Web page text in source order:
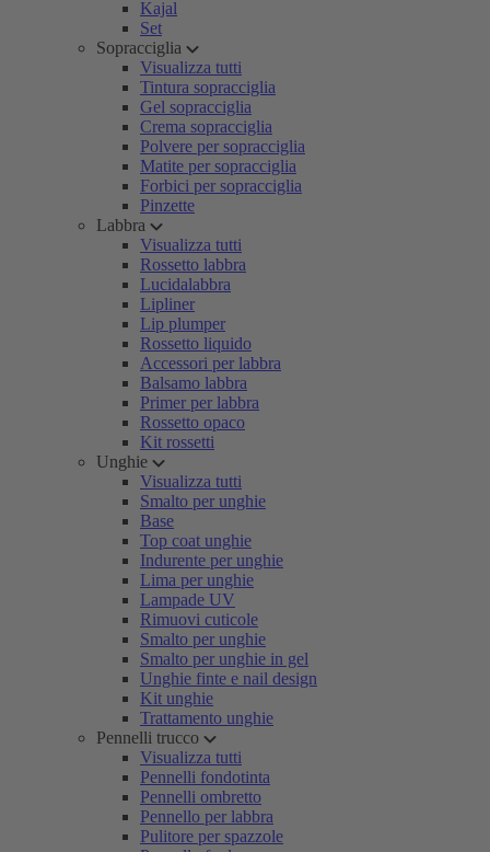
Kajal
Set
Sopracciglia
Visualizza tutti
Tintura sopracciglia
Gel sopracciglia
Crema sopracciglia
Polvere per sopracciglia
Matite per sopracciglia
Forbici per sopracciglia
Pinzette
Labbra
Visualizza tutti
Rossetto labbra
Lucidalabbra
Lipliner
Lip plumper
Rossetto liquido
Accessori per labbra
Balsamo labbra
Primer per labbra
Rossetto opaco
Kit rossetti
Unghie
Visualizza tutti
Smalto per unghie
Base
Top coat unghie
Indurente per unghie
Lima per unghie
Lampade UV
Rimuovi cuticole
Smalto per unghie
Smalto per unghie in gel
Unghie finte e nail design
Kit unghie
Trattamento unghie
Pennelli trucco
Visualizza tutti
Pennelli fondotinta
Pennelli ombretto
Pennello per labbra
Pulitore per spazzole